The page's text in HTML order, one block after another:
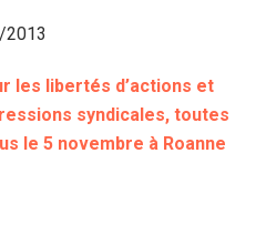
les libertés d’actions et
syndicales, toutes
le 5 novembre à Roanne